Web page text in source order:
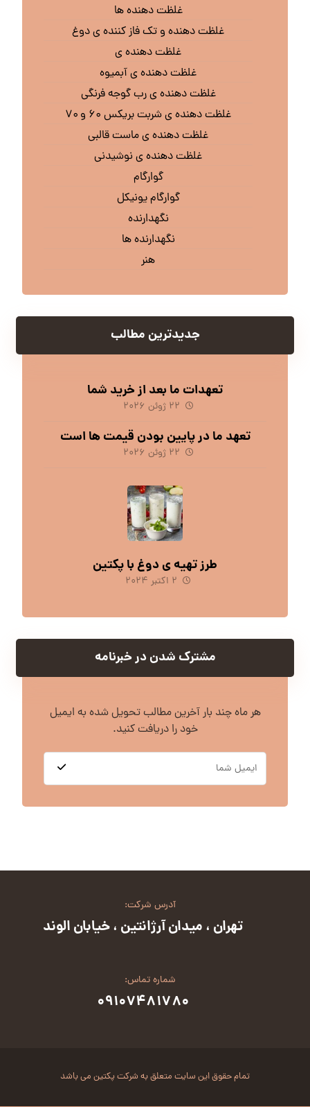
غلظت دهنده ها
غلظت دهنده و تک فاز کننده ی دوغ
غلظت دهنده ی
غلظت دهنده ی آبمیوه
غلظت دهنده ی رب گوجه فرنگی
غلظت دهنده ی شربت بریکس ۶۰ و ۷۰
غلظت دهنده ی ماست قالبی
غلظت دهنده ی نوشیدنی
گوارگام
گوارگام یونیکل
نگهدارنده
نگهدارنده ها
هنر
جدیدترین مطالب
تعهدات ما بعد از خرید شما
۲۲ ژوئن ۲۰۲۶
تعهد ما در پایین بودن قیمت ها است
۲۲ ژوئن ۲۰۲۶
طرز تهیه ی دوغ با پکتین
۲ اکتبر ۲۰۲۴
مشترک شدن در خبرنامه
هر ماه چند بار آخرین مطالب تحویل شده به ایمیل
خود را دریافت کنید.
آدرس شرکت:
تهران ، میدان آرژانتین ، خیابان الوند
شماره تماس:
۰۹۱۰۷۴۸۱۷۸۰
تمام حقوق این سایت متعلق به شرکت پکتین می باشد